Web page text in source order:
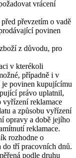
vrácení
převzetím o vadě
povinen
z důvodu, pro
v kterékoli
případně i v
je povinen kupujícímu
právo uplatnil,
vyřízení reklamace
a způsobu vyřízení
opravy a době jejího
reklamace.
rozhodne o
do tří pracovních dnů.
podle druhu